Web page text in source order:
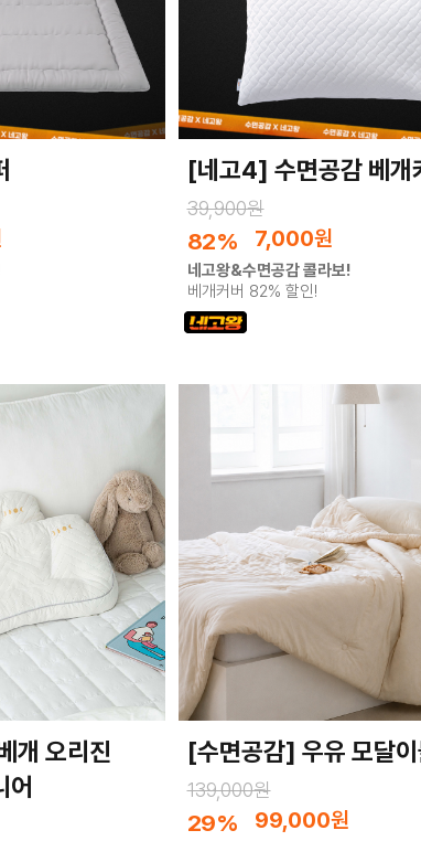
[네고4] 수면공감 베개
39,900원
82% 7,000원
네고왕&수면공감 콜라보!
베개커버 82% 할인!
개 오리진
[수면공감] 우유 모달
139,000원
29% 99,000원